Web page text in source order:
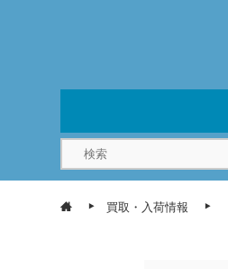
買取・入荷情報